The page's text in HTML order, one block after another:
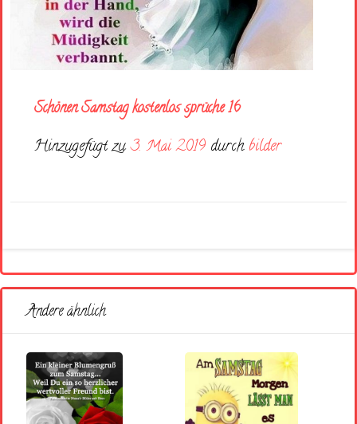
Schönen Samstag kostenlos sprüche 16
Hinzugefügt zu3. Mai 2019 durch bilder
Andere ähnlich